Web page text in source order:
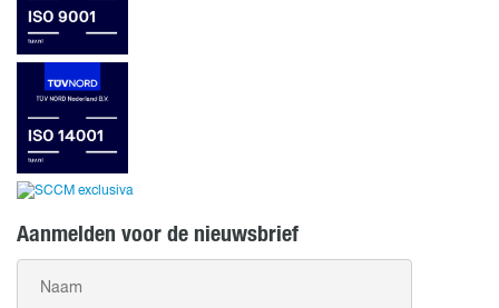
Aanmelden voor de nieuwsbrief